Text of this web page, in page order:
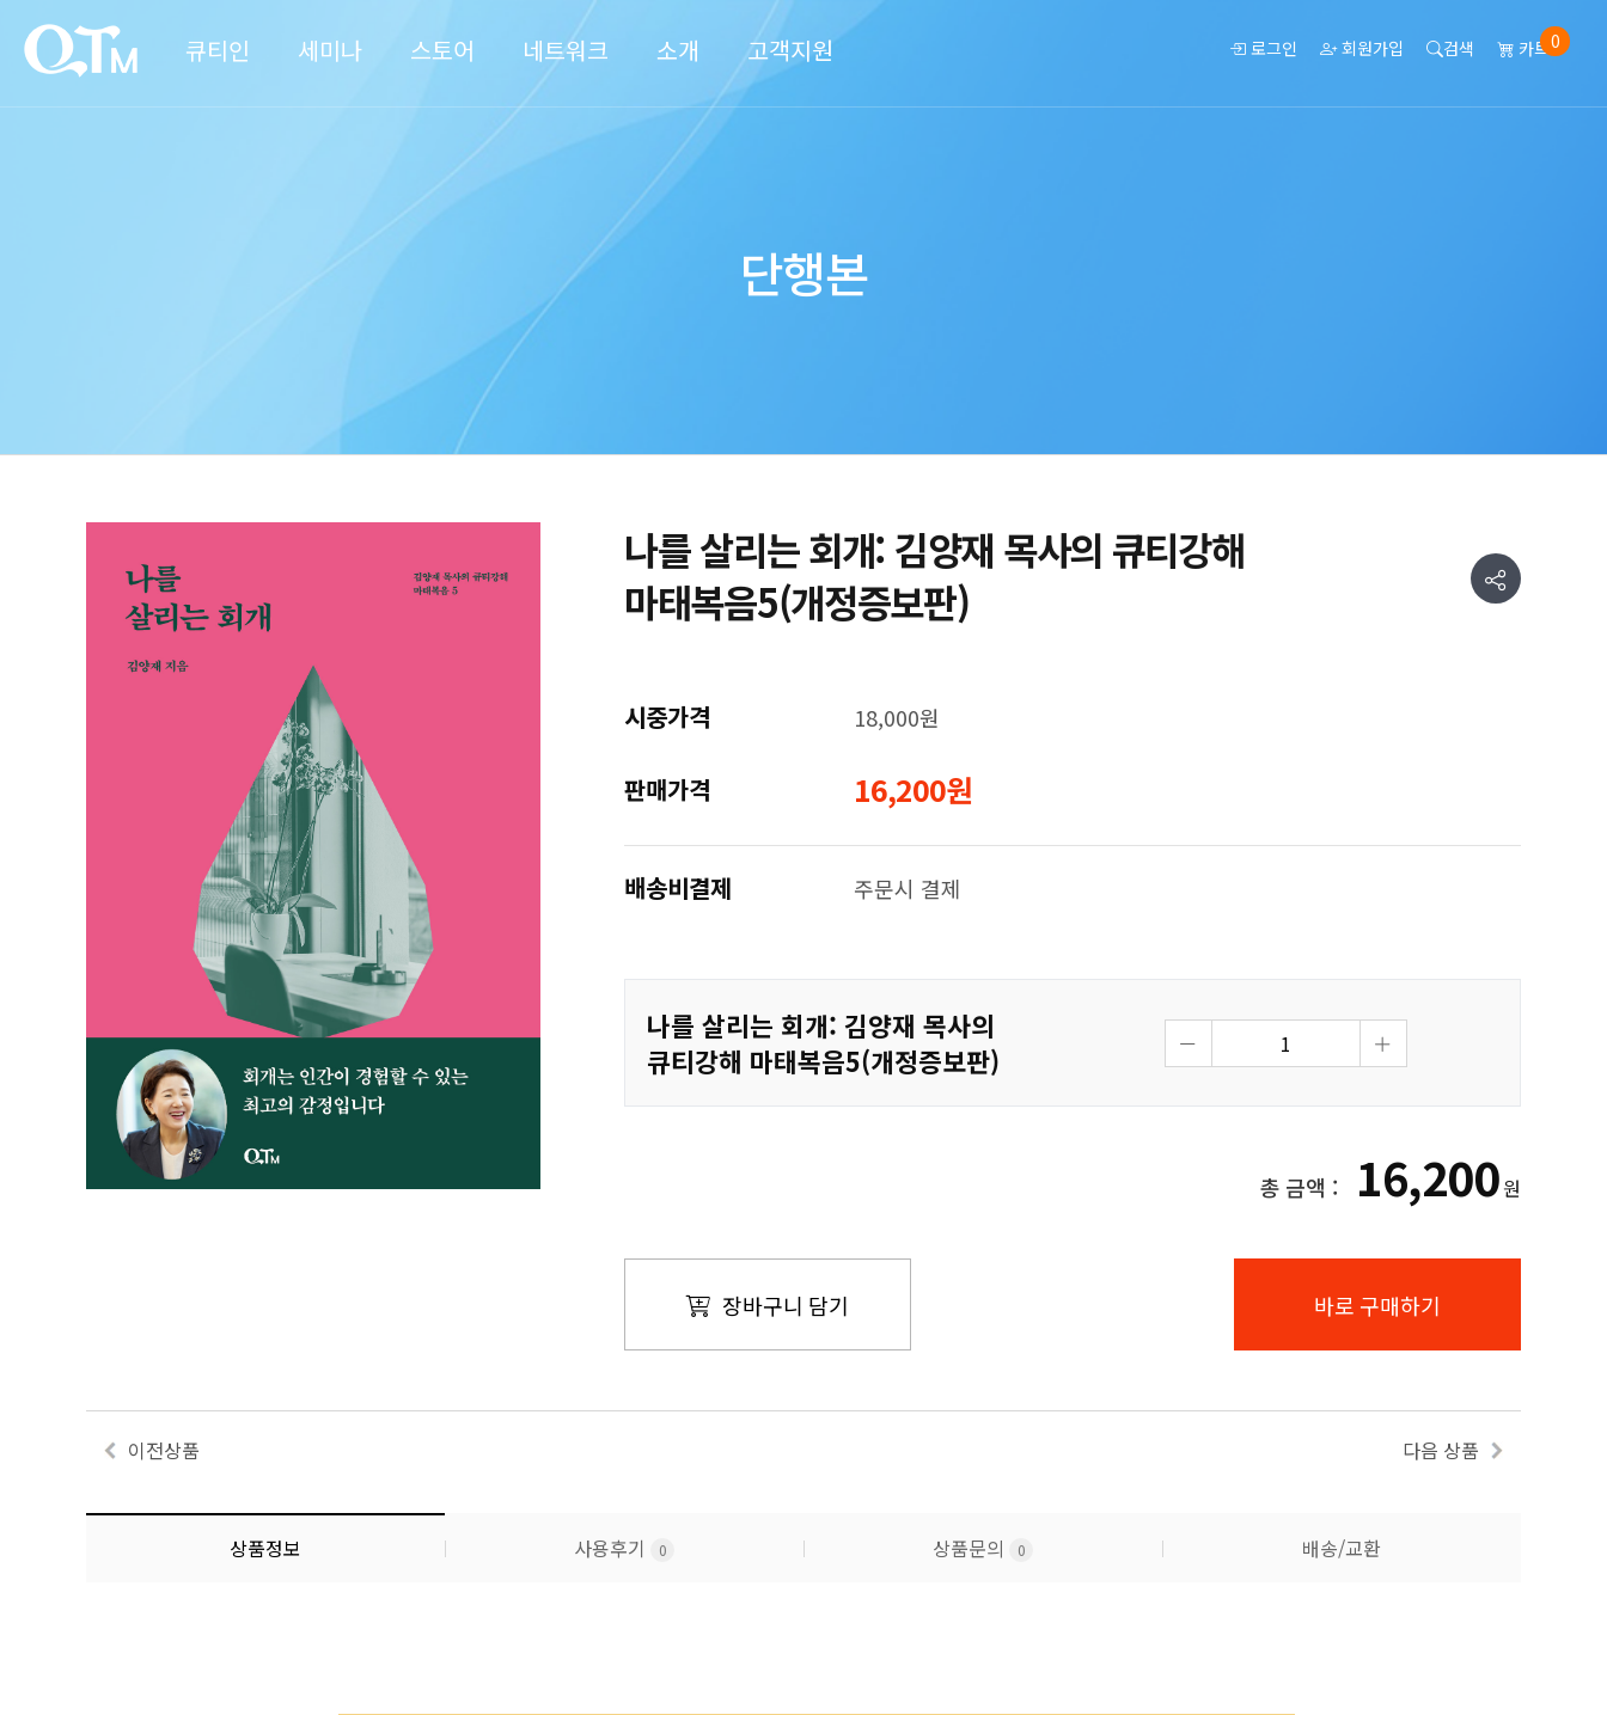
큐티인 세미나 스토어 네트워크 소개 고객지원 로그인 회원가입 검색 카트0
단행본
나를 살리는 회개: 김양재 목사의 큐티강해
마태복음5(개정증보판)
시중가격 18,000원
판매가격 16,200원
배송비결제 주문시 결제
나를 살리는 회개: 김양재 목사의
큐티강해 마태복음5(개정증보판)
총 금액 : 16,200원
장바구니 담기 바로 구매하기
이전상품 다음 상품
상품정보 사용후기 0 상품문의 0 배송/교환